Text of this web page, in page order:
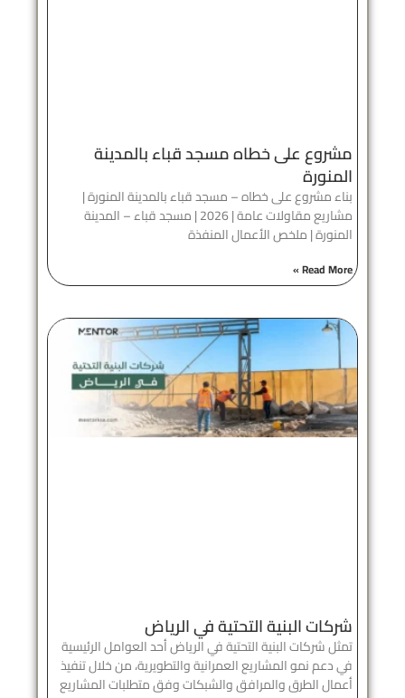
مشروع على خطاه مسجد قباء بالمدينة
المنورة
بناء مشروع على خطاه – مسجد قباء بالمدينة المنورة |
مشاريع مقاولات عامة | 2026 | مسجد قباء – المدينة
المنورة | ملخص الأعمال المنفذة
Read More »
شركات البنية التحتية في الرياض
تمثل شركات البنية التحتية في الرياض أحد العوامل الرئيسية
في دعم نمو المشاريع العمرانية والتطويرية، من خلال تنفيذ
أعمال الطرق والمرافق والشبكات وفق متطلبات المشاريع